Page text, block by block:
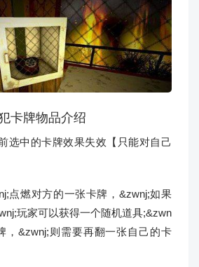
卡牌物品介绍
选中的卡牌效果失效【只能对自己
点燃对方的一张卡牌，&zwnj;如果
玩家可以获得一个随机道具;&zwn
，&zwnj;则需要再翻一张自己的卡